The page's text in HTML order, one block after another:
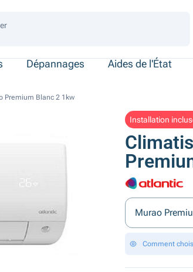
place Dépannages Aides de l'État
Premium Blanc 2 1kw
Installation
Murao
Comment